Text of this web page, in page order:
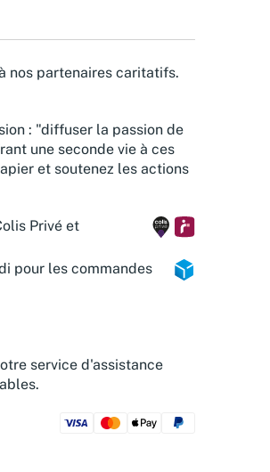
nos partenaires caritatifs.
: "diffuser la passion de
une seconde vie à ces
et soutenez les actions
Privé et
pour les commandes
service d'assistance